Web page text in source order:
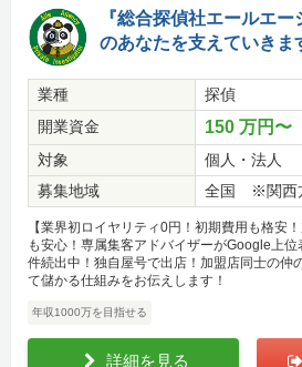
『総合探偵社エールエ
のあなたを支えていきま
業種
探偵
開業資金
150 万円〜
対象
個人・法人
募集地域
全国 ※関西
【業界初ロイヤリティ0円！初期費用も格安
も安心！専属集客アドバイザーがGoogle上
件続出中！独自屋号で出店！加盟店同士の仲
て儲かる仕組みをお伝えします！
年収1000万を目指せる
詳細を見る